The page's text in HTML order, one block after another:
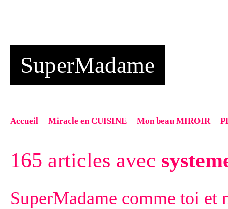
SuperMadame
Accueil Miracle en CUISINE Mon beau MIROIR
exemple : "Bonnet cloche From Annie", "Veste Rue
165 articles avec
SuperMadame comme toi et